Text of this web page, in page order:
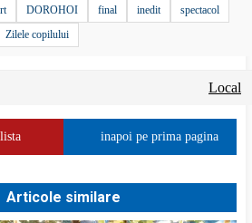
DOROHOI final inedit
spectacol
Zilele copilului
Local
inapoi pe prima pagina
Articole similare